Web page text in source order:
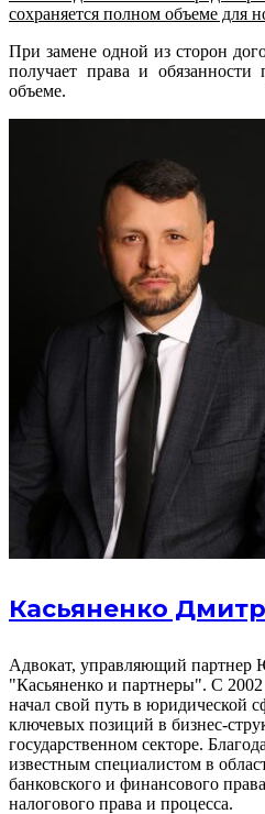
сохраняется полном объеме для
При замене одной из сторон
получает права и
объеме.
Касьяненко
Адвокат, управляющий партнер
"Касьяненко и партнеры". С
начал свой путь в юридической
ключевых позиций в бизнес-
государственном секторе.
известным специалистом в
банковского и финансового
налогового права и процесса.